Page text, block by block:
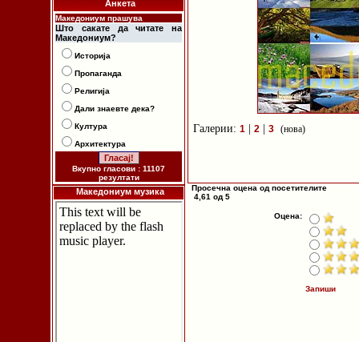
Анкета
Македониум прашува
Што сакате да читате на
Македониум?
Историја
Пропаганда
Религија
Дали знаевте дека?
Култура
Архитектура
Вкупно гласови : 11107
резултати
Македониум музика
Галерии: 1 2 3 (нова)
Просечна оцена од посетителите
4,61 од 5
Оцена:
Запиши